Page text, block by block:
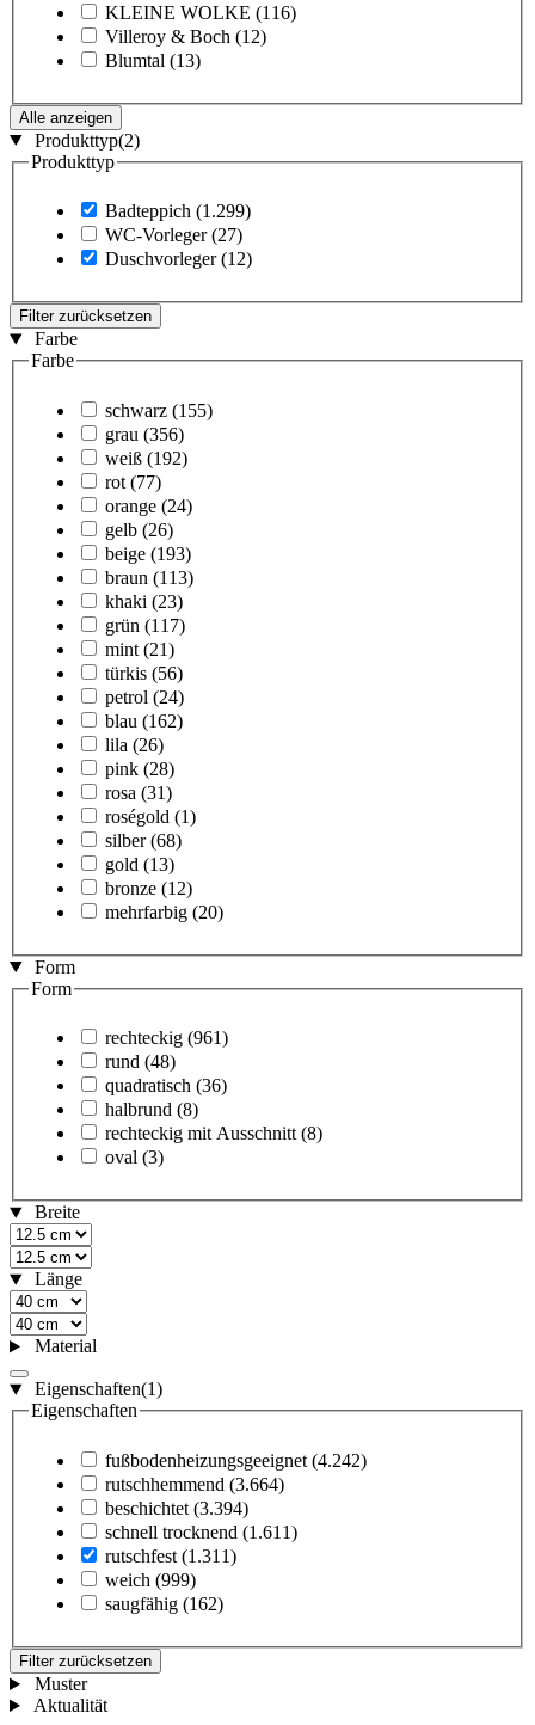
KLEINE WOLKE (116)
Villeroy & Boch (12)
Blumtal (13)
Alle anzeigen
Produkttyp(2)
Produkttyp
Badteppich (1.299)
WC-Vorleger (27)
Duschvorleger (12)
Filter zurücksetzen
Farbe
Farbe
schwarz (155)
grau (356)
weiß (192)
rot (77)
orange (24)
gelb (26)
beige (193)
braun (113)
khaki (23)
grün (117)
mint (21)
türkis (56)
petrol (24)
blau (162)
lila (26)
pink (28)
rosa (31)
roségold (1)
silber (68)
gold (13)
bronze (12)
mehrfarbig (20)
Form
Form
rechteckig (961)
rund (48)
quadratisch (36)
halbrund (8)
rechteckig mit Ausschnitt (8)
oval (3)
Breite
Länge
Material
Eigenschaften(1)
Eigenschaften
fußbodenheizungsgeeignet (4.242)
rutschhemmend (3.664)
beschichtet (3.394)
schnell trocknend (1.611)
rutschfest (1.311)
weich (999)
saugfähig (162)
Filter zurücksetzen
Muster
Aktualität